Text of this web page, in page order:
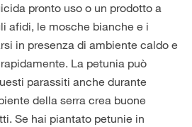
pronto uso o un prodotto a
afidi, le mosche bianche e i
in presenza di ambiente caldo e
La petunia può
parassiti anche durante
della serra crea buone
Se hai piantato petunie in